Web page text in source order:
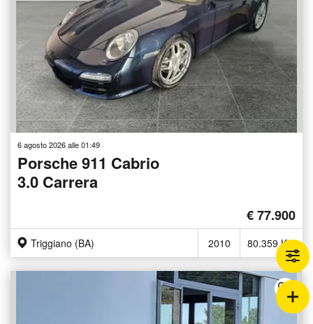
6 agosto 2026 alle 01:49
Porsche 911 Cabrio
3.0 Carrera
€ 77.900
Triggiano (BA) 2010 80.359 Km